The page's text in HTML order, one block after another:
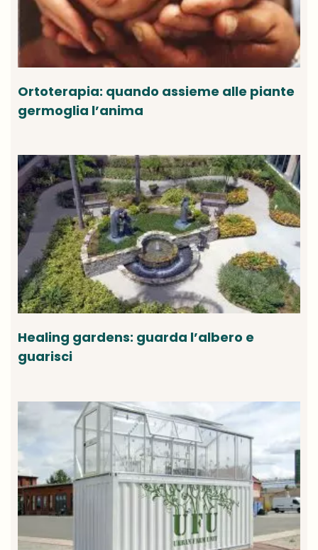
Ortoterapia: quando assieme alle piante
germoglia l’anima
Healing gardens: guarda l’albero e
guarisci